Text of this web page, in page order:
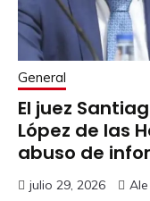
General
El juez
López de las
abuso de
julio 29, 2026